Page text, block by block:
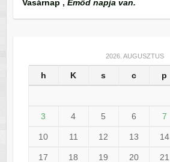
Vasárnap , Emőd napja van.
2026. AUGUSZTUS
h K s c p
3 4 5 6 7
10 11 12 13 14
17 18 19 20 21